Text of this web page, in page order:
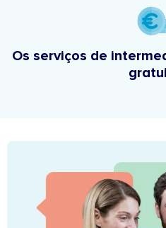
Os serviços de